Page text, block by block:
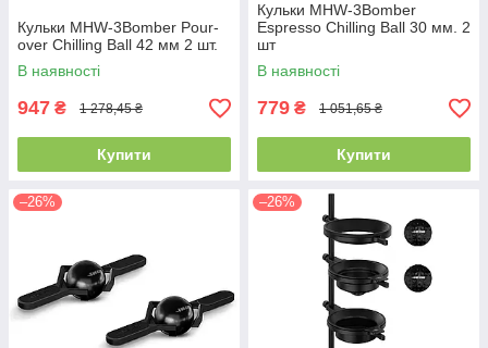
Кульки MHW-3Bomber Pour-
over Chilling Ball 42 мм 2 шт.
В наявності
947 ₴ 1 278,45 ₴
Купити
Кульки MHW-3Bomber
Espresso Chilling Ball 30 мм. 2
шт
В наявності
779 ₴ 1 051,65 ₴
Купити
–26% –26%